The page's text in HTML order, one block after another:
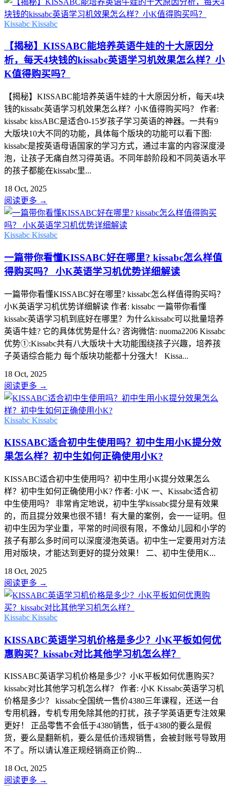
Kissabc Kissabc
【揭秘】KISSABC能培养英语牛娃的十大原因分
析，每天4块钱的kissabc英语学习机效果怎么样？小
K值得购买吗？
【揭秘】KISSABC能培养英语牛娃的十大原因分析，每天4块
钱的kissabc英语学习机效果怎么样？小K值得购买吗？ 作者:
kissabc kissABC是适合0-15岁孩子学习英语的神器。一共有9
大版块10大不同的功能，具体每个版块的功能可以看下图:
kissabc是按英语母语国家的学习方式，通过丰富的内容深度浸
泡，让孩子无痛自然习得英语。不同年龄阶段和不同英语水平
的孩子都能在kissabc里...
18 Oct, 2025
阅读更多 →
Kissabc Kissabc
一篇带你看懂KISSABC好在哪里? kissabc怎么样值
得购买吗？ 小K英语学习机优势详细解读
一篇带你看懂KISSABC好在哪里? kissabc怎么样值得购买吗？
小K英语学习机优势详细解读 作者: kissabc 一篇带你看懂
kissabc英语学习机到底好在哪里？为什么kissabc可以批量培养
英语牛娃? 它的具体优势是什么? 咨询微信: nuoma2206 Kissabc
优势①:Kissabc共有八大版块十大功能围绕孩子兴趣，培养孩
子英语综合能力 每个版块功能都十分强大！ Kissa...
18 Oct, 2025
阅读更多 →
Kissabc Kissabc
KISSABC适合初中生使用吗？初中生用小K提分效
果怎么样？初中生如何正确使用小K?
KISSABC适合初中生使用吗？初中生用小K提分效果怎么
样？初中生如何正确使用小K? 作者: 小K 一、Kissabc适合初
中生使用吗？ 非常肯定地说，初中生学kissabc提分是有效果
的，而且提分效果也很不错！有大量的案例，会一一证明。但
初中生因为学业重，平常的时间很有限，不像幼儿园和小学的
孩子有那么多时间可以深度浸泡英语。初中生一定要用对方法
用对版块，才能达到更好的提分效果！ 二、初中生使用K...
18 Oct, 2025
阅读更多 →
Kissabc Kissabc
KISSABC英语学习机价格是多少？小K平板如何优
惠购买？kissabc对比其他学习机怎么样？
KISSABC英语学习机价格是多少？小K平板如何优惠购买？
kissabc对比其他学习机怎么样？ 作者: 小K Kissabc英语学习机
价格是多少？ kissabc全国统一售价4380三年课程，还送一台
专用机器，专机专用免除其他的打扰，孩子学英语更专注效果
更好！ 正品零售不会低于4380销售，低于4380的要么是假
货，要么是翻新机，要么是低价违规销售，会被封账号导致用
不了。所以请认准正规经销商正价购...
18 Oct, 2025
阅读更多 →